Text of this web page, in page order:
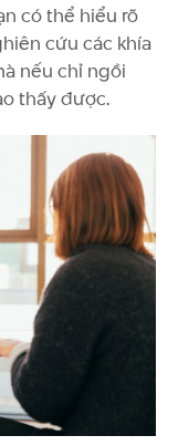
có thể hiểu rõ
cứu các khía
nếu chỉ ngồi
thấy được.